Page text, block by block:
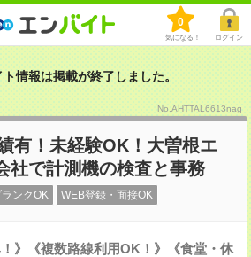
0
気になる！ ログイン
情報は掲載が終了しました。
No.AHTTAL6613nag
有！未経験OK！大曽根エ
社で計測機の検査と事務
ランクOK WEB登録・面接OK
！》《複数路線利用OK！》《食堂・休